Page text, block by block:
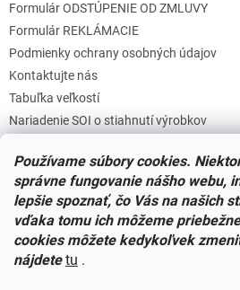
Používame súbory cookies.
správne fungovanie nášho webu,
lepšie spoznať, čo Vás na našich
vďaka tomu ich môžeme
cookies môžete kedykoľvek
nájdete tu .
Formulár ODSTÚPENIE OD ZMLUVY
Formulár REKLÁMACIE
Podmienky ochrany osobných údajov
Kontaktujte nás
Tabuľka veľkostí
Nariadenie SOI o stiahnutí výrobkov
Zásady súborov COOKIES
Facebook